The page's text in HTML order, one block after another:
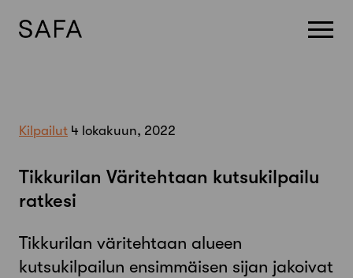
Kilpailut 4 lokakuun, 2022
Tikkurilan Väritehtaan kutsukilpailu
ratkesi
Tikkurilan väritehtaan alueen
kutsukilpailun ensimmäisen sijan jakoivat